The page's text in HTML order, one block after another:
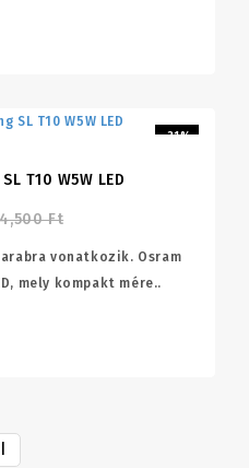
-31%
T10 W5W LED
4,500 Ft
vonatkozik. Osram
mely kompakt mére..